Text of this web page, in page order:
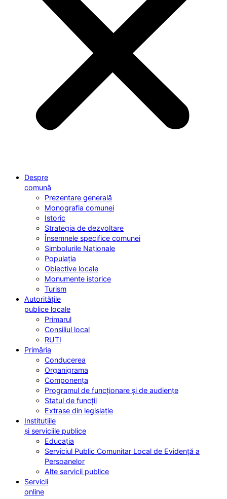
Despre
comună
Prezentare generală
Monografia comunei
Istoric
Strategia de dezvoltare
Însemnele specifice comunei
Simbolurile Naționale
Populația
Obiective locale
Monumente istorice
Turism
Autoritățile
publice locale
Primarul
Consiliul local
RUTI
Primăria
Conducerea
Organigrama
Componența
Programul de funcționare și de audiențe
Statul de funcții
Extrase din legislație
Instituțiile
și serviciile publice
Educația
Serviciul Public Comunitar Local de Evidență a
Persoanelor
Alte servicii publice
Servicii
online